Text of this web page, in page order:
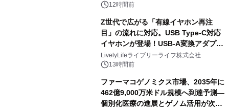
12時間前
Z世代で広がる「有線イヤホン再注
目」の流れに対応。USB Type-C対応
イヤホンが登場！USB-A変換アダプタ
ー付きでスマホからパソコンまで幅広
く活用可能
LivelyLifeライブリーライフ株式会社
13時間前
ファーマコゲノミクス市場、2035年に
462億9,000万米ドル規模へ到達予測―
個別化医療の進展とゲノム活用が次世